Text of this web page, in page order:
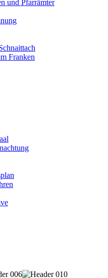
und Pfarrämter
Franken